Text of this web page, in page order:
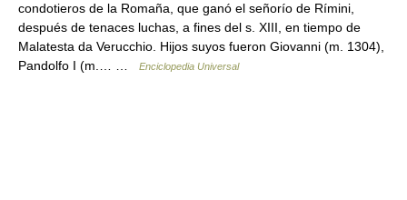
condotieros de la Romaña, que ganó el señorío de Rímini,
después de tenaces luchas, a fines del s. XIII, en tiempo de
Malatesta da Verucchio. Hijos suyos fueron Giovanni (m. 1304),
Pandolfo I (m.… …
Enciclopedia Universal